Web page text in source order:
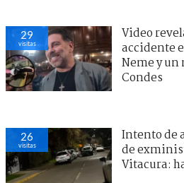
29
visitas
Video
accidente
Neme y
Condes
26
visitas
Intento de
de
Vitacura: